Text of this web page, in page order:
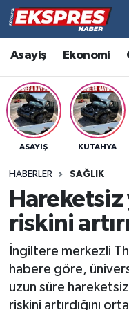
Asayiş Ekonomi
ASAYIŞ KÜTAHYA
HABERLER SAĞLIK
riskini
İngiltere merkezli
habere göre,
uzun süre
riskini artırdığını
Altıntaş
Asayiş
Aslanapa
Bölge
Çavdarhisar
Domaniç
Dumlupınar
Hava Durumu
Trafik Durumu
Süper Lig Puan
Son Dakika
Haber Arşivi